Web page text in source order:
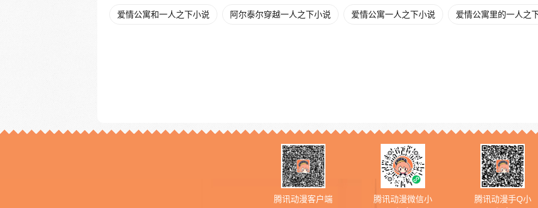
爱情公寓和一人之下小说 阿尔泰尔穿越一人之下小说 爱情公寓一人之下小说 爱情公寓里的一人之
腾讯动漫客户端
腾讯动漫微信小
腾讯动漫手Q小